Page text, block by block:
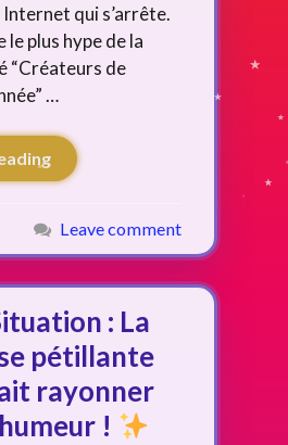
qui s’arrête.
le plus hype de la
“Créateurs de
…
Leave comment
: La
pétillante
rayonner
!